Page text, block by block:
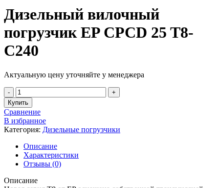
Дизельный вилочный
погрузчик EP CPCD 25 T8-
C240
Актуальную цену уточняйте у менеджера
Купить
Сравнение
В избранное
Категория: Дизельные погрузчики
Описание
Характеристики
Отзывы (0)
Описание